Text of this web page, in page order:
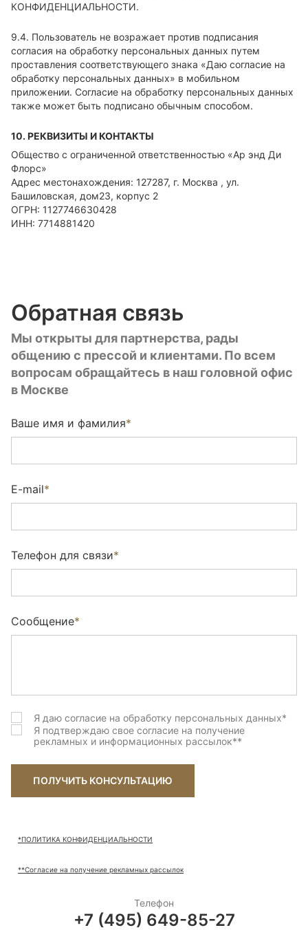
КОНФИДЕНЦИАЛЬНОСТИ.
9.4. Пользователь не возражает против подписания
согласия на обработку персональных данных путем
проставления соответствующего знака «Даю согласие на
обработку персональных данных» в мобильном
приложении. Согласие на обработку персональных данных
также может быть подписано обычным способом.
10. РЕКВИЗИТЫ И КОНТАКТЫ
Общество с ограниченной ответственностью «Ар энд Ди
Флорс»
Адрес местонахождения: 127287, г. Москва , ул.
Башиловская, дом23, корпус 2
ОГРН: 1127746630428
ИНН: 7714881420
Обратная связь
Мы открыты для партнерства, рады
общению с прессой и клиентами. По всем
вопросам обращайтесь в наш головной офис
в Москве
Ваше имя и фамилия*
E-mail*
Телефон для связи*
Сообщение*
Я даю согласие на обработку персональных данных*
Я подтверждаю свое согласие на получение
рекламных и информационных рассылок**
ПОЛУЧИТЬ КОНСУЛЬТАЦИЮ
*ПОЛИТИКА КОНФИДЕНЦИАЛЬНОСТИ
**Согласие на получение рекламных рассылок
Телефон
+7 (495) 649-85-27